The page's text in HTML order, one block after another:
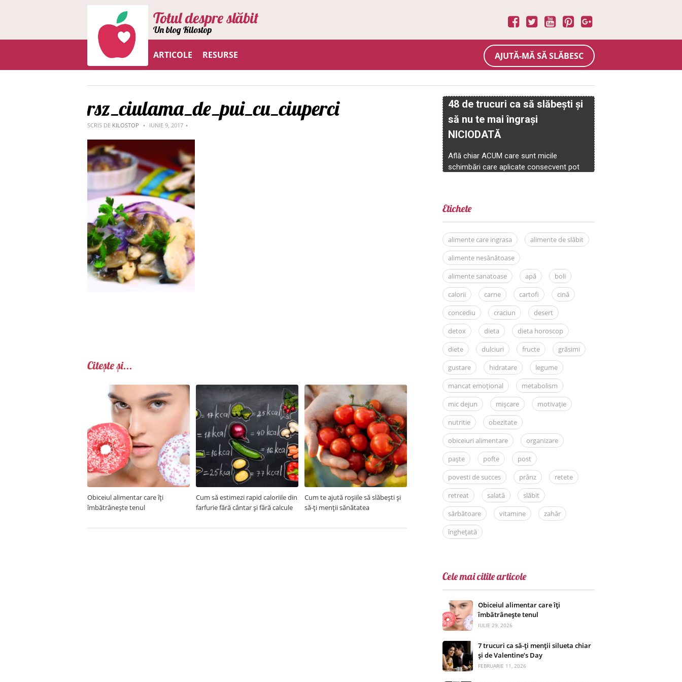
Totul despre slăbit
Un blog Kilostop
ARTICOLE RESURSE AJUTĂ-MĂ SĂ SLĂBESC
rsz_ciulama_de_pui_cu_ciuperci
SCRIS DE KILOSTOP IUNIE 9, 2017
Citește și...
Obiceiul alimentar care îți
îmbătrânește tenul
Cum să estimezi rapid caloriile din
farfurie fără cântar și fără calcule
Cum te ajută roșiile să slăbești și
să-ți menții sănătatea
Etichete
alimente care ingrasa
alimente de slăbit
alimente nesănătoase
alimente sanatoase
apă
boli
calorii
carne cartofi
cină
concediu
craciun
desert
detox
dieta
dieta horoscop
diete
dulciuri fructe
grăsimi
gustare
hidratare
legume
mancat emoțional
metabolism
mic dejun
mișcare
motivație
nutritie
obezitate
obiceiuri alimentare
organizare
paște
pofte
post
povesti de succes
prânz
retete
retreat
salată
slăbit
sărbătoare
vitamine
zahăr
înghețată
Cele mai citite articole
Obiceiul alimentar care îți
îmbătrânește tenul
IULIE 29, 2026
7 trucuri ca să-ți menții silueta chiar
și de Valentine’s Day
FEBRUARIE 11, 2026